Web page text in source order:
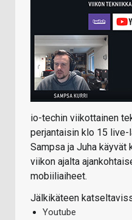
io-techin viikottainen
perjantaisin klo 15 live-
Sampsa ja Juha käyvät
viikon ajalta
mobiiliaiheet.
Jälkikäteen
Youtube